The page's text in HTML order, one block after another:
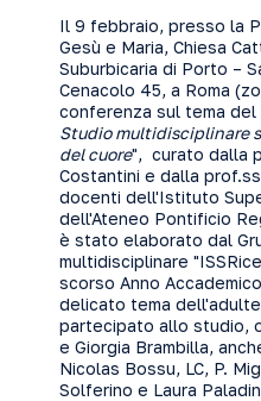
Il 9 febbraio, presso la
Gesù e Maria, Chiesa
Suburbicaria di Porto –
Cenacolo 45, ​a Roma
conferenza sul tema del
Studio multidisciplinare
del cuore", ​curato dalla
Costantini e dalla
docenti dell'Istituto
dell'Ateneo Pontificio
è ​stato elaborato dal
multidisciplinare
scorso Anno
delicato tema
partecipato allo studio,
e Giorgia Brambilla,
Nicolas Bossu, LC, ​P.
Solferino e Laura